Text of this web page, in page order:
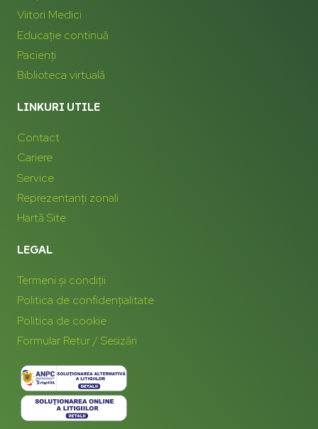
Viitori Medici
Educație continuă
Pacienți
Biblioteca virtuală
LINKURI UTILE
Contact
Cariere
Service
Reprezentanți zonali
Hartă Site
LEGAL
Termeni și condiții
Politica de confidențialitate
Politica de cookie
Formular Retur / Sesizări